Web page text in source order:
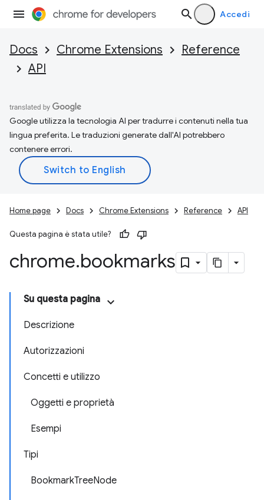
Accedi
Docs Chrome Extensions
Reference
API
Google utilizza la tecnologia AI per tradurre i contenuti nella tua
lingua preferita. Le traduzioni generate dall'AI potrebbero
contenere errori.
Home page Docs Chrome Extensions Reference API
Questa pagina è stata utile?
chrome.bookmarks
Su questa pagina
Descrizione
Autorizzazioni
Concetti e utilizzo
Oggetti e proprietà
Esempi
Tipi
BookmarkTreeNode